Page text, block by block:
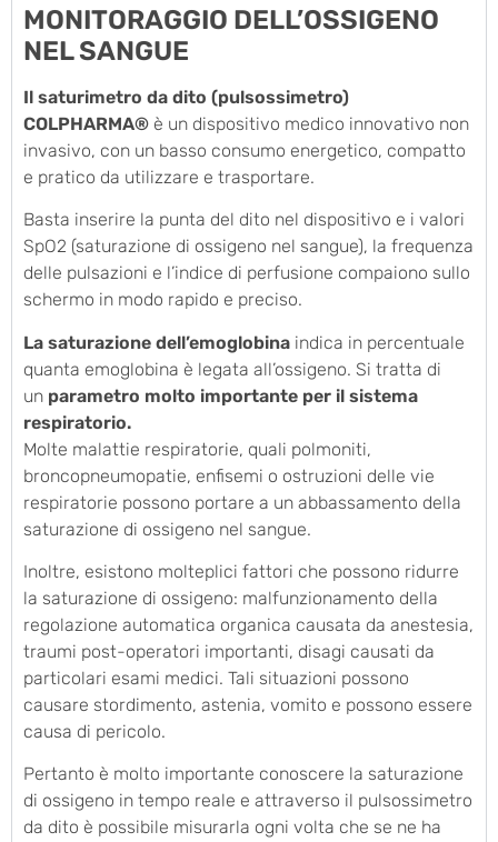
MONITORAGGIO DELL’OSSIGENO
NEL SANGUE
Il saturimetro da dito (pulsossimetro)
COLPHARMA® è un dispositivo medico innovativo non
invasivo, con un basso consumo energetico, compatto
e pratico da utilizzare e trasportare.
Basta inserire la punta del dito nel dispositivo e i valori
SpO2 (saturazione di ossigeno nel sangue), la frequenza
delle pulsazioni e l’indice di perfusione compaiono sullo
schermo in modo rapido e preciso.
La saturazione dell’emoglobina indica in percentuale
quanta emoglobina è legata all’ossigeno. Si tratta di
un parametro molto importante per il sistema
respiratorio.
Molte malattie respiratorie, quali polmoniti,
broncopneumopatie, enfisemi o ostruzioni delle vie
respiratorie possono portare a un abbassamento della
saturazione di ossigeno nel sangue.
Inoltre, esistono molteplici fattori che possono ridurre
la saturazione di ossigeno: malfunzionamento della
regolazione automatica organica causata da anestesia,
traumi post-operatori importanti, disagi causati da
particolari esami medici. Tali situazioni possono
causare stordimento, astenia, vomito e possono essere
causa di pericolo.
Pertanto è molto importante conoscere la saturazione
di ossigeno in tempo reale e attraverso il pulsossimetro
da dito è possibile misurarla ogni volta che se ne ha